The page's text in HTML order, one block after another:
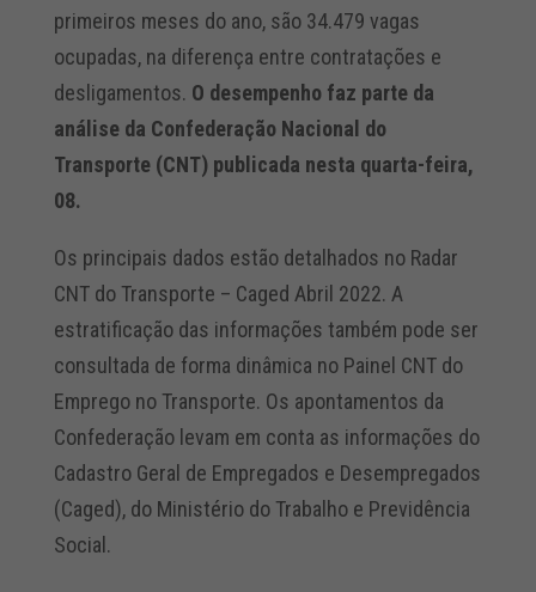
primeiros meses do ano, são 34.479 vagas
ocupadas, na diferença entre contratações e
desligamentos. O desempenho faz parte da
análise da Confederação Nacional do
Transporte (CNT) publicada nesta quarta-feira,
08.
Os principais dados estão detalhados no Radar
CNT do Transporte – Caged Abril 2022. A
estratificação das informações também pode ser
consultada de forma dinâmica no Painel CNT do
Emprego no Transporte. Os apontamentos da
Confederação levam em conta as informações do
Cadastro Geral de Empregados e Desempregados
(Caged), do Ministério do Trabalho e Previdência
Social.